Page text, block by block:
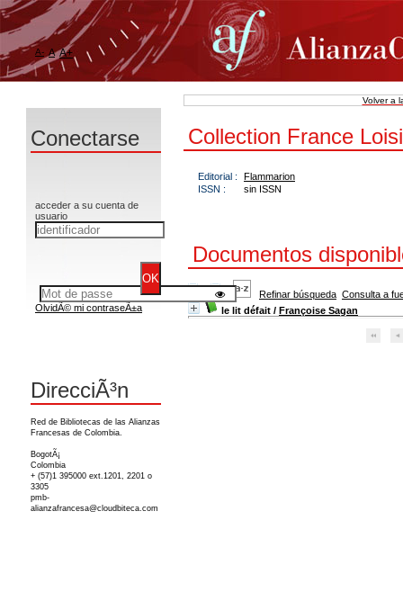
Volver a
Collection France
Editorial :
Flammarion
ISSN :
sin ISSN
Documentos
Refinar búsqueda Consulta a
le lit défait / Françoise Sagan
A- A A+
Conectarse
acceder a su cuenta de
usuario
OlvidÃ© mi contraseÃ±a
DirecciÃ³n
Red de Bibliotecas de las Alianzas
Francesas de Colombia.
BogotÃ¡
Colombia
+ (57)1 395000 ext.1201, 2201 o
3305
pmb-
alianzafrancesa@cloudbiteca.com